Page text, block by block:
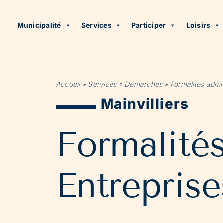
Municipalité Services Participer Loisirs
Accueil» Services» Démarches» Formalités
Mainvilliers